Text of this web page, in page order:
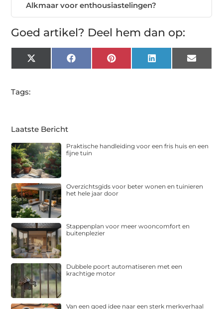
Alkmaar voor enthousiastelingen?
Goed artikel? Deel hem dan op:
X
(Twitter)
FacebookPinterest LinkedIn Email
Tags:
Laatste Bericht
Praktische handleiding voor een fris huis en een
fijne tuin
Overzichtsgids voor beter wonen en tuinieren
het hele jaar door
Stappenplan voor meer wooncomfort en
buitenplezier
Dubbele poort automatiseren met een
krachtige motor
Van een goed idee naar een sterk merkverhaal